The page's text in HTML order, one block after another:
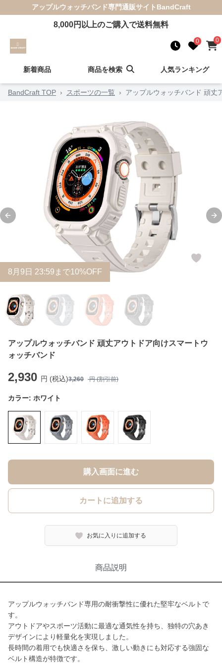
アップルウォッチバンド専門通販サイト BandCraft
8,000円以上のご購入で送料無料
0 0
新着商品 商品を検索 人気ランキング
BandCraft TOP › スポーツの一覧 › アップルウォッチバンド 頑丈
Previous slide
8 月 9 日 23:59まで10%OFF
アップルウォッチバンド 頑丈アウトドア向けスマートウ
ォッチバンド
2,930 円 (税込)3,260 円 (割引前)
カラー: ホワイト
購入画面に進む
カートに追加する
お気に入りに追加する
商品説明
アップルウォッチバンド専用の耐衝撃性に優れた堅牢なベルトで
す。
アウトドアやスポーツ活動に最適な通気性を持ち、独特の穴あき
デザインにより軽量化を実現しました。
長時間の着用でも快適さを保ち、激しい動きにも対応する強固な
ベルト構造が特徴です。